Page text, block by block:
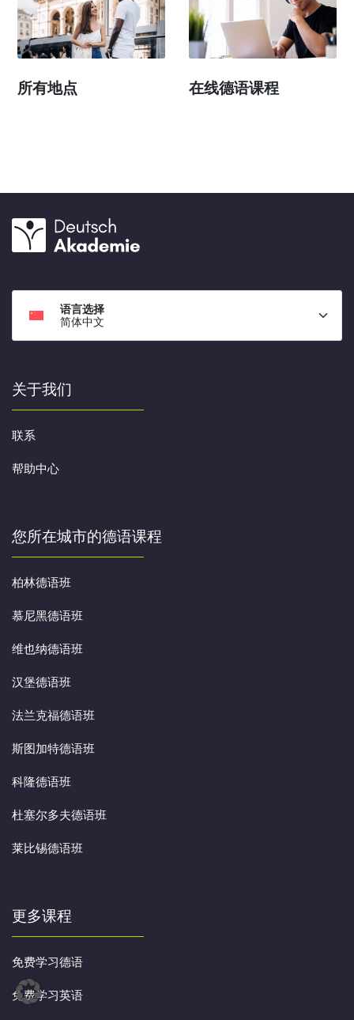
所有地点 在线德语课程
语言选择
简体中文
关于我们
联系
帮助中心
您所在城市的德语课程
柏林德语班
慕尼黑德语班
维也纳德语班
汉堡德语班
法兰克福德语班
斯图加特德语班
科隆德语班
杜塞尔多夫德语班
莱比锡德语班
更多课程
免费学习德语
免费学习英语